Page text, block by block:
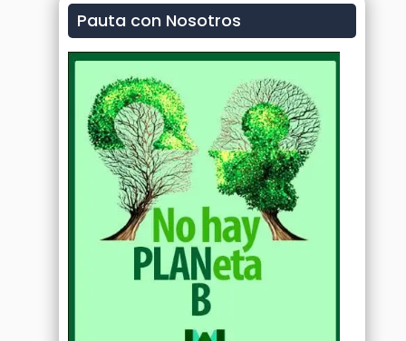
Pauta con Nosotros